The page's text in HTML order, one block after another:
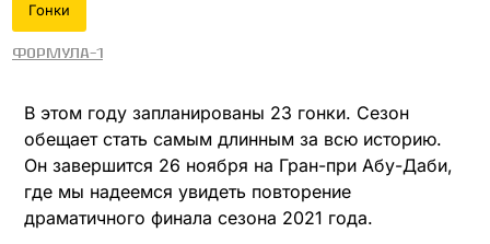
Гонки
Формула-1
В этом году запланированы 23 гонки. Сезон
обещает стать самым длинным за всю историю.
Он завершится 26 ноября на Гран-при Абу-Даби,
где мы надеемся увидеть повторение
драматичного финала сезона 2021 года.